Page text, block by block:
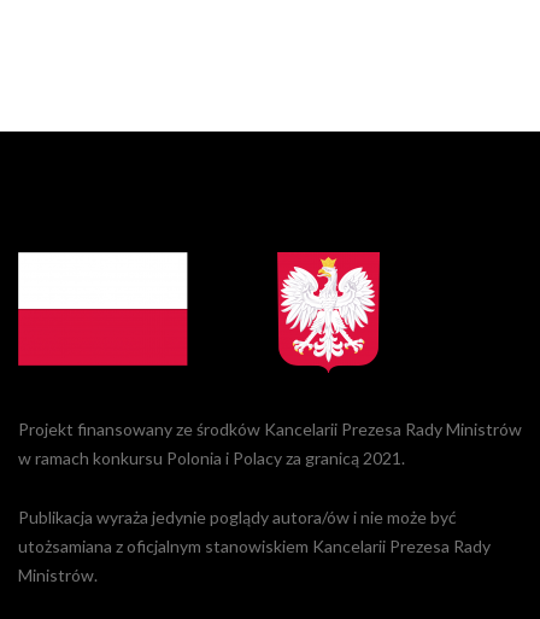
Projekt finansowany ze środków Kancelarii Prezesa Rady Ministrów
w ramach konkursu Polonia i Polacy za granicą 2021.
Publikacja wyraża jedynie poglądy autora/ów i nie może być
utożsamiana z oficjalnym stanowiskiem Kancelarii Prezesa Rady
Ministrów.